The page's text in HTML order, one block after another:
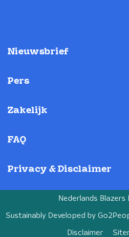
Nieuwsbrief
Pers
Zakelijk
FAQ
Privacy & Disclaimer
Nederlands Blazers
Sustainably Developed by
Disclaimer